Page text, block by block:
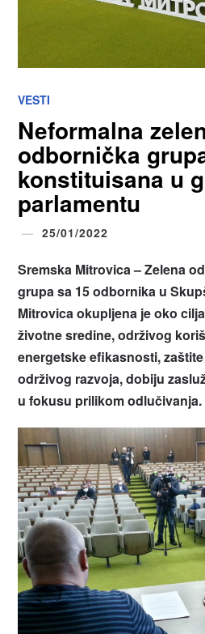
VESTI
Neformalna
odbornička
konstituisana u
parlamentu
25/01/2022
Sremska Mitrovica – Zelena
grupa sa 15 odbornika u
Mitrovica okupljena je oko
životne sredine, održivog
energetske efikasnosti,
održivog razvoja, dobiju
u fokusu prilikom odlučivanja.